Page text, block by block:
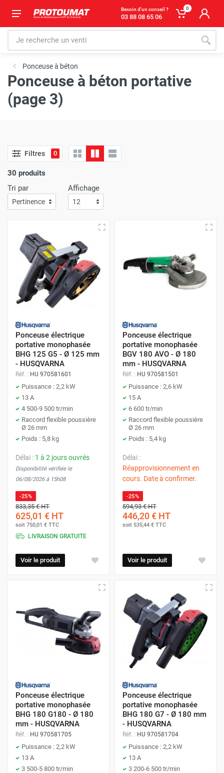
Besoin d'un conseil ?
03 88 08 65 06
0
Ponceuse à béton
Ponceuse à béton portative
(page 3)
Filtres 0
30 produits
Tri par
Affichage
Ponceuse électrique
portative monophasée
BHG 125 G5 - Ø 125 mm
- HUSQVARNA
Réf. : HU 970581601
Puissance : 2,2 kW
13 A
4 500-9 500 tr/min
Raccord flexible poussière
Ø 26 mm
Poids : 5,8 kg
Délai : 1 à 2 jours ouvrés
Disponibilité vérifiée le
06/08/2026 à 15h08
-25%
833,35 €HT
625,01 € HT
soit 750,01 € TTC
LIVRAISON GRATUITE
Voir le produit
Ponceuse électrique
portative monophasée
BGV 180 AVO - Ø 180
mm - HUSQVARNA
Réf. : HU 970581501
Puissance : 2,6 kW
15 A
6 600 tr/min
Raccord flexible poussière
Ø 26 mm
Poids : 5,4 kg
Délai :
Réapprovisionnement en
cours. Date à confirmer.
-25%
594,93 €HT
446,20 € HT
soit 535,44 € TTC
Voir le produit
Ponceuse électrique
portative monophasée
BHG 180 G180 - Ø 180
mm - HUSQVARNA
Réf. : HU 970581705
Puissance : 2,2 kW
13 A
3 500-5 800 tr/min
Ponceuse électrique
portative monophasée
BHG 180 G7 - Ø 180 mm
- HUSQVARNA
Réf. : HU 970581704
Puissance : 2,2 kW
13 A
3 200-6 500 tr/min